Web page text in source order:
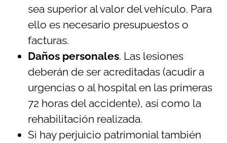
sea superior al valor del vehículo. Para
ello es necesario presupuestos o
facturas.
Daños personales. Las lesiones
deberán de ser acreditadas (acudir a
urgencias o al hospital en las primeras
72 horas del accidente), así como la
rehabilitación realizada.
Si hay perjuicio patrimonial también